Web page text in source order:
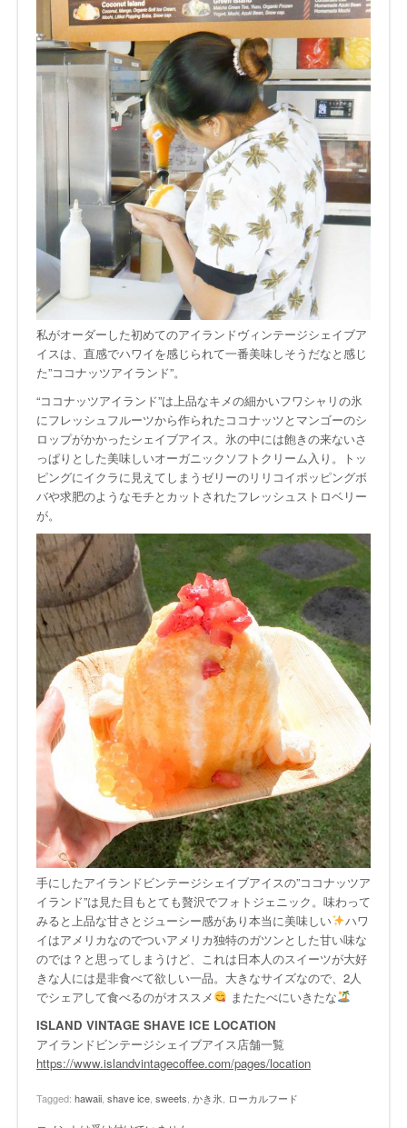
私がオーダーした初めてのアイランドヴィンテージシェイブア
イスは、直感でハワイを感じられて一番美味しそうだなと感じ
た”ココナッツアイランド”。
“ココナッツアイランド”は上品なキメの細かいフワシャリの氷
にフレッシュフルーツから作られたココナッツとマンゴーのシ
ロップがかかったシェイブアイス。氷の中には飽きの来ないさ
っぱりとした美味しいオーガニックソフトクリーム入り。トッ
ピングにイクラに見えてしまうゼリーのリリコイポッピングボ
バや求肥のようなモチとカットされたフレッシュストロベリー
が。
手にしたアイランドビンテージシェイブアイスの”ココナッツア
イランド”は見た目もとても贅沢でフォトジェニック。味わって
みると上品な甘さとジューシー感があり本当に美味しい
ハワ
イはアメリカなのでついアメリカ独特のガツンとした甘い味な
のでは？と思ってしまうけど、これは日本人のスイーツが大好
きな人には是非食べて欲しい一品。大きなサイズなので、2人
でシェアして食べるのがオススメ
またたべにいきたな
ISLAND VINTAGE SHAVE ICE LOCATION
アイランドビンテージシェイブアイス店舗一覧
https://www.islandvintagecoffee.com/pages/location
Tagged: hawaii shave ice sweets かき氷 ローカルフード